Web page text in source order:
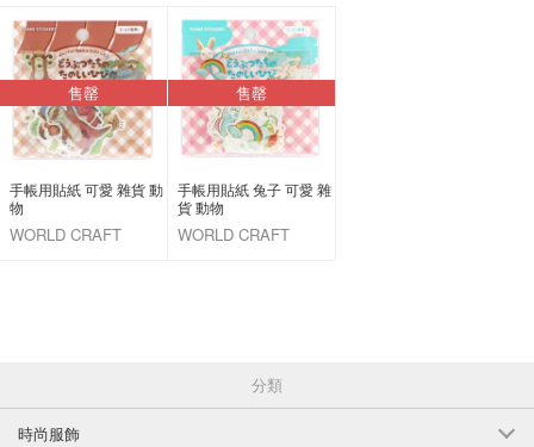
夏季
*母親節禮物] *[父親節禮物].
*盂蘭盆節
秋季
*敬老節
*萬聖節][體育節
*聖誕節
*除夕】【元旦】【新年
*情人節][白色情人節
售罄
手帳用貼紙 可愛 雜貨 動
物
WORLD CRAFT
售罄
手帳用貼紙 兔子 可愛 雜
貨 動物
WORLD CRAFT
分類
時尚服飾